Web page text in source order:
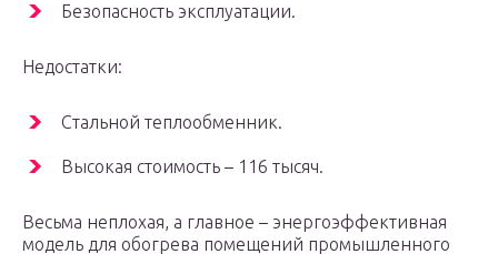
Безопасность эксплуатации.
Недостатки:
Стальной теплообменник.
Высокая стоимость – 116 тысяч.
Весьма неплохая, а главное – энергоэффективная
модель для обогрева помещений промышленного